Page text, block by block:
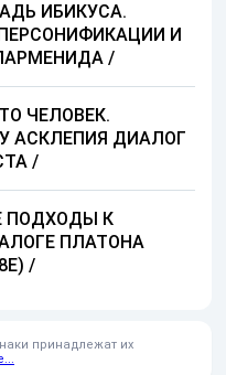
ИБИКУСА.
И
/
ЧЕЛОВЕК.
АСКЛЕПИЯ ДИАЛОГ
/
ПОДХОДЫ К
ПЛАТОНА
/
принадлежат их